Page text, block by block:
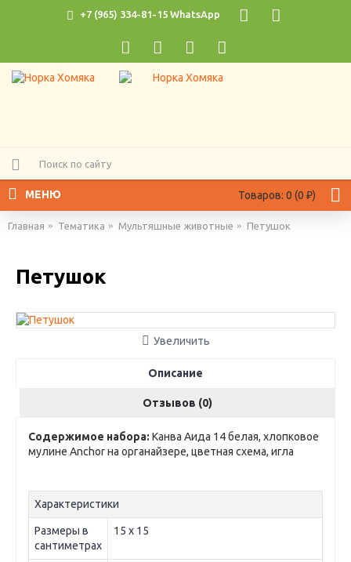
+7 (965) 334-81-15 WhatsApp
Товаров: 0 (0 ₽)
МЕНЮ
Главная Тематика Мультяшные животные Петушок
Петушок
Увеличить
Описание
Отзывов (0)
Содержимое набора: Канва Аида 14 белая, хлопковое
мулине Anchor на органайзере, цветная схема, игла
Характеристики
Размеры в
сантиметрах
15 х 15